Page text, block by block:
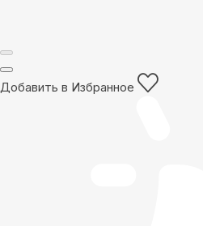
Добавить в Избранное